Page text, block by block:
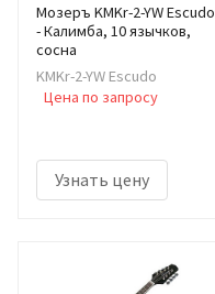
Мозеръ KMKr-2-YW Escudo
- Калимба, 10 язычков,
сосна
KMKr-2-YW Escudo
Цена по запросу
Узнать цену